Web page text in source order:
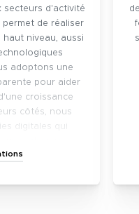
secteurs d'activité
de réaliser
haut niveau, aussi
adoptons une
pour aider
croissance
côtés, nous
digitales qui
en avantages